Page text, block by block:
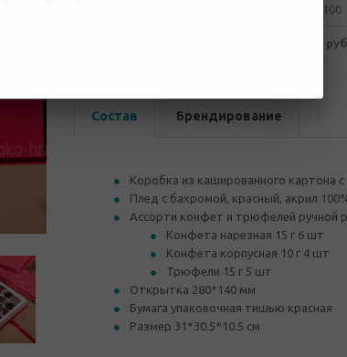
от 100
7 361
Состав Брендирование
Коробка из кашированного картона
Плед с бахромой, красный, акрил
Ассорти конфет и трюфелей ручной
Конфета нарезная 15 г 6 шт
Конфета корпусная 10 г 4 шт
Трюфели 15 г 5 шт
Открытка 280*140 мм
Бумага упаковочная тишью красная
Размер 31*30.5*10.5 см